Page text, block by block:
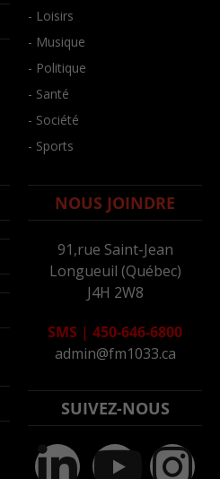
- Loisirs
- Musique
- Politique
- Santé
- Société
- Sports
NOUS JOINDRE
91,rue Saint-Jean
Longueuil (Québec)
J4H 2W8
SMS | 450-646-6800
admin@fm1033.ca
SUIVEZ-NOUS